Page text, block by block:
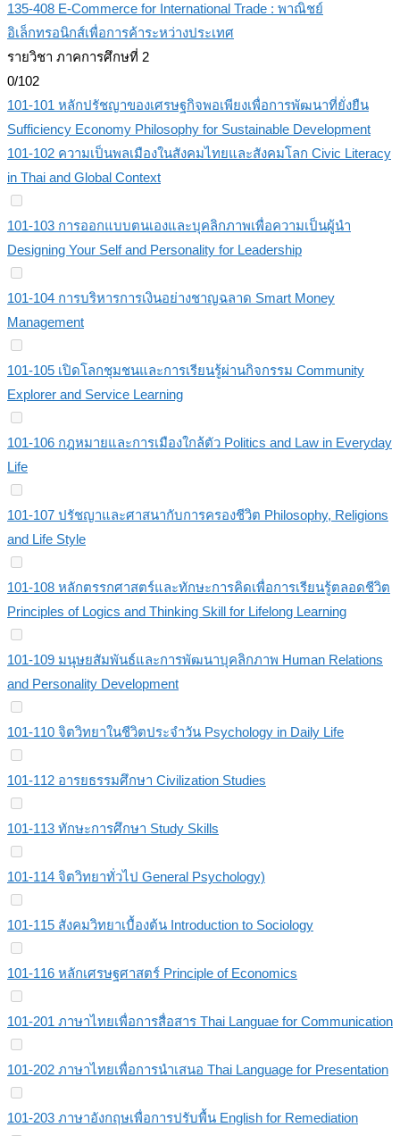
135-408 E-Commerce for International Trade : พาณิชย์
อิเล็กทรอนิกส์เพื่อการค้าระหว่างประเทศ
รายวิชา ภาคการศึกษที่ 2
0/102
101-101 หลักปรัชญาของเศรษฐกิจพอเพียงเพื่อการพัฒนาที่ยั่งยืน
Sufficiency Economy Philosophy for Sustainable Development
101-102 ความเป็นพลเมืองในสังคมไทยและสังคมโลก Civic Literacy
in Thai and Global Context
101-103 การออกแบบตนเองและบุคลิกภาพเพื่อความเป็นผู้นำ
Designing Your Self and Personality for Leadership
101-104 การบริหารการเงินอย่างชาญฉลาด Smart Money
Management
101-105 เปิดโลกชุมชนและการเรียนรู้ผ่านกิจกรรม Community
Explorer and Service Learning
101-106 กฎหมายและการเมืองใกล้ตัว Politics and Law in Everyday
Life
101-107 ปรัชญาและศาสนากับการครองชีวิต Philosophy, Religions
and Life Style
101-108 หลักตรรกศาสตร์และทักษะการคิดเพื่อการเรียนรู้ตลอดชีวิต
Principles of Logics and Thinking Skill for Lifelong Learning
101-109 มนุษยสัมพันธ์และการพัฒนาบุคลิกภาพ Human Relations
and Personality Development
101-110 จิตวิทยาในชีวิตประจำวัน Psychology in Daily Life
101-112 อารยธรรมศึกษา Civilization Studies
101-113 ทักษะการศึกษา Study Skills
101-114 จิตวิทยาทั่วไป General Psychology)
101-115 สังคมวิทยาเบื้องต้น Introduction to Sociology
101-116 หลักเศรษฐศาสตร์ Principle of Economics
101-201 ภาษาไทยเพื่อการสื่อสาร Thai Languae for Communication
101-202 ภาษาไทยเพื่อการนำเสนอ Thai Language for Presentation
101-203 ภาษาอังกฤษเพื่อการปรับพื้น English for Remediation